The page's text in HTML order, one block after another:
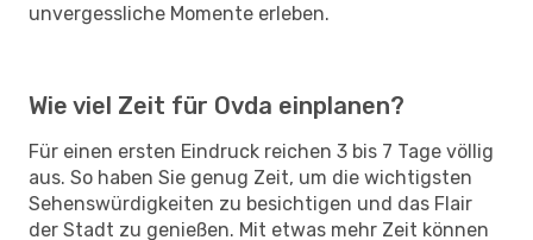
unvergessliche Momente erleben.
Wie viel Zeit für Ovda einplanen?
Für einen ersten Eindruck reichen 3 bis 7 Tage völlig
aus. So haben Sie genug Zeit, um die wichtigsten
Sehenswürdigkeiten zu besichtigen und das Flair
der Stadt zu genießen. Mit etwas mehr Zeit können